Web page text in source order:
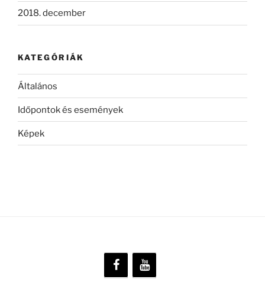
2018. december
KATEGÓRIÁK
Általános
Időpontok és események
Képek